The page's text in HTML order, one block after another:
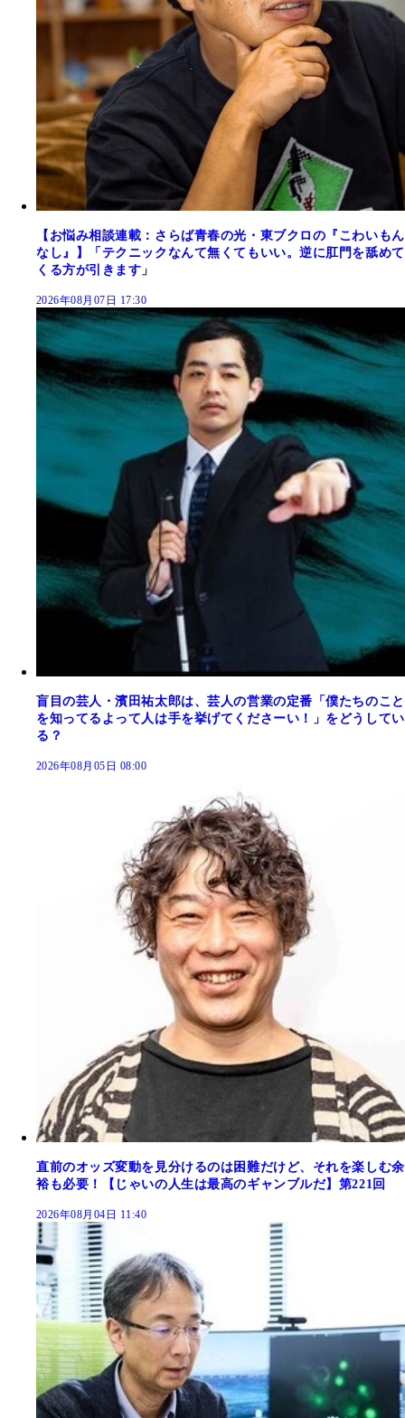
【お悩み相談連載：さらば青春の光・東ブクロの『こわいもん
なし』】「テクニックなんて無くてもいい。逆に肛門を舐めて
くる方が引きます」
2026年08月07日 17:30
盲目の芸人・濱田祐太郎は、芸人の営業の定番「僕たちのこと
を知ってるよって人は手を挙げてくださーい！」をどうしてい
る？
2026年08月05日 08:00
直前のオッズ変動を見分けるのは困難だけど、それを楽しむ余
裕も必要！【じゃいの人生は最高のギャンブルだ】第221回
2026年08月04日 11:40